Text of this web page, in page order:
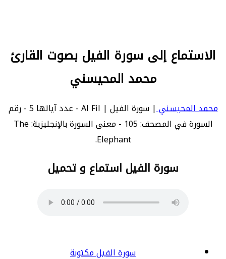
الاستماع إلى سورة الفيل بصوت القارئ
محمد المحيسني
محمد المحيسني
| سورة الفيل | Al Fil - عدد آياتها 5 - رقم
السورة في المصحف: 105 - معنى السورة بالإنجليزية: The
Elephant.
سورة الفيل استماع و تحميل
سورة الفيل مكتوبة